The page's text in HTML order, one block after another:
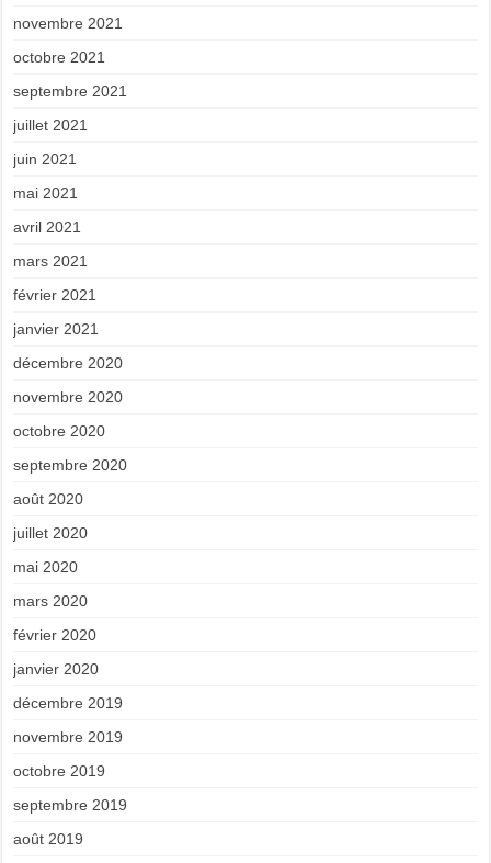
novembre 2021
octobre 2021
septembre 2021
juillet 2021
juin 2021
mai 2021
avril 2021
mars 2021
février 2021
janvier 2021
décembre 2020
novembre 2020
octobre 2020
septembre 2020
août 2020
juillet 2020
mai 2020
mars 2020
février 2020
janvier 2020
décembre 2019
novembre 2019
octobre 2019
septembre 2019
août 2019